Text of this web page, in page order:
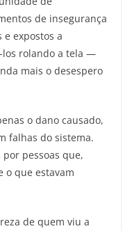
de insegurança
expostos a
los rolando a tela —
mais o desespero
o dano causado,
falhas do sistema.
pessoas que,
o que estavam
de quem viu a